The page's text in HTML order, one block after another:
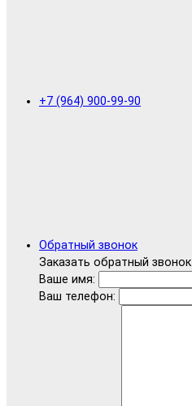
+7 (964) 900-99-90
Обратный звонок
Заказать обратный звонок
Ваше имя:
Ваш телефон: